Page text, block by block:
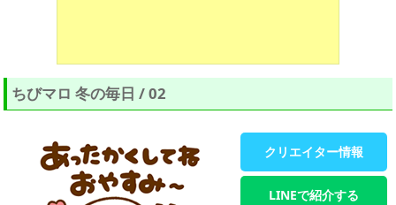
ちびマロ 冬の毎日 / 02
クリエイター情報
LINEで紹介する